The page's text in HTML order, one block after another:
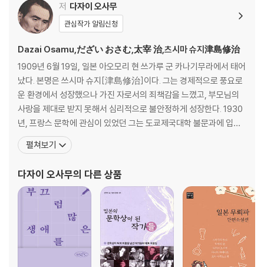
저 다자이 오사무
관심작가 알림신청
Dazai Osamu,だざい おさむ,太宰 治,츠시마 슈지津島修治
1909년 6월 19일, 일본 아오모리 현 쓰가루 군 카나기무라에서 태어
났다. 본명은 쓰시마 슈지[津島修治]이다. 그는 경제적으로 풍요로
운 환경에서 성장했으나 가진 자로서의 죄책감을 느꼈고, 부모님의
사랑을 제대로 받지 못해서 심리적으로 불안정하게 성장한다. 1930
년, 프랑스 문학에 관심이 있었던 그는 도쿄제국대학 불문과에 입학
하지만, 중퇴하고 소설가가 되기로 결심한다. 이후 소설가 이부세 마
스지[井伏_二]의 문하생으로 들어간 그는 본명 대신 다자이 오사무
行)」을 발표하면서 본격적으로 작가의 길을 걷게
펼쳐보기
다자이 오사무의 다른 상품